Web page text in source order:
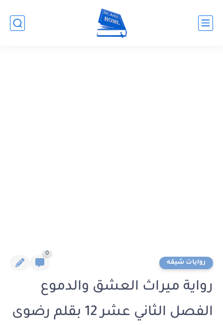
روايات شيقه
0
رواية ميراث العشق والدموع
الفصل الثاني عشر 12 بقلم رضوى